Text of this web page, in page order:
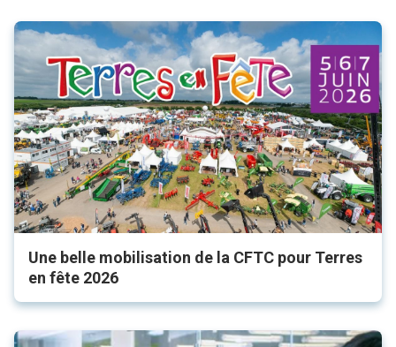
Une belle mobilisation de la CFTC pour Terres
en fête 2026